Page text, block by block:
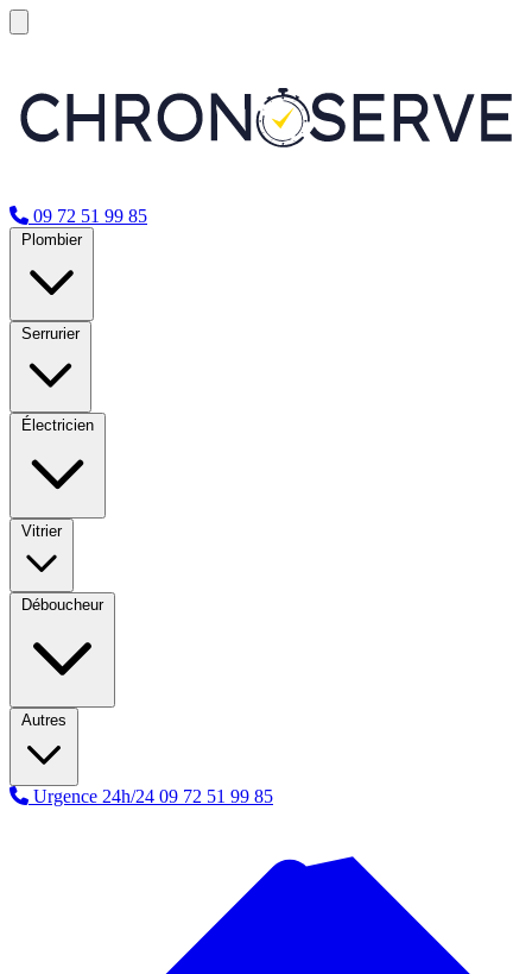
09 72 51 99 85
Plombier
Serrurier
Électricien
Vitrier
Déboucheur
Autres
Urgence 24h/24 09 72 51 99 85